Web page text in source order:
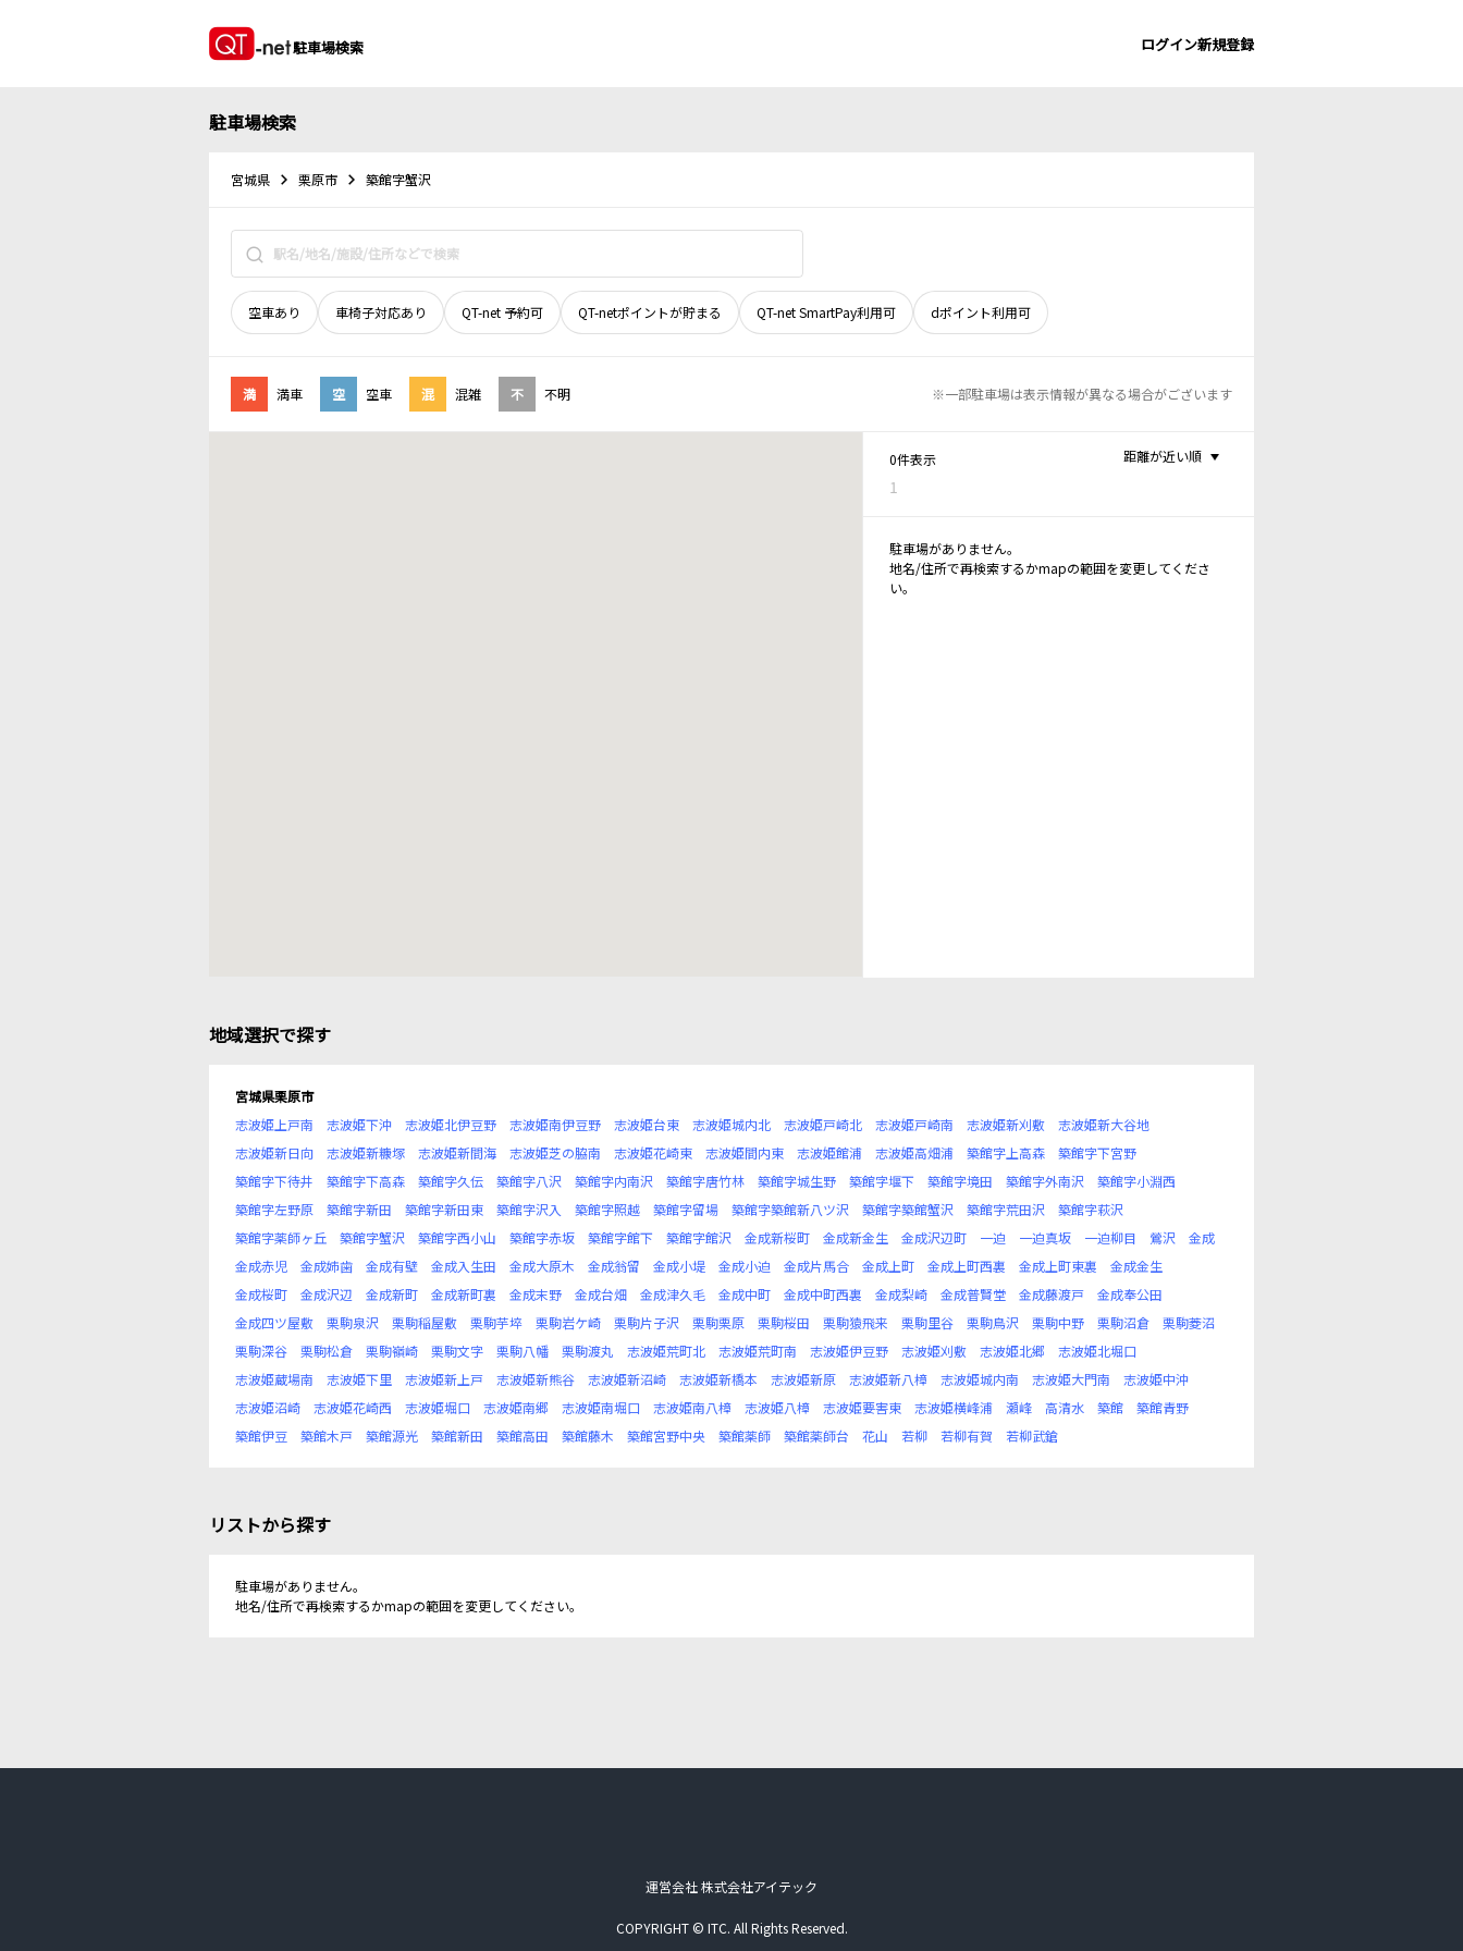
駐車場検索 ログイン新規登録
駐車場検索
宮城県 栗原市 築館字蟹沢
空車あり 車椅子対応あり QT-net 予約可 QT-netポイントが貯まる QT-net SmartPay利用可 dポイント利用可
満 満車 空 空車 混 混雑 不 不明 ※一部駐車場は表示情報が異なる場合がございます
0件表示
1
距離が近い順
駐車場がありません。
地名/住所で再検索するかmapの範囲を変更してくださ
い。
地域選択で探す
宮城県栗原市
志波姫上戸南
志波姫下沖 志波姫北伊豆野 志波姫南伊豆野 志波姫台東 志波姫城内北 志波姫戸崎北 志波姫戸崎南 志波姫新刈敷
志波姫新大谷地
志波姫新日向
志波姫新糠塚 志波姫新間海 志波姫芝の脇南 志波姫花崎東 志波姫間内東 志波姫館浦 志波姫高畑浦 築館字上高森
築館字下宮野
築館字下待井
築館字下高森 築館字久伝 築館字八沢 築館字内南沢 築館字唐竹林 築館字城生野 築館字堰下 築館字境田 築館字外南沢
築館字小淵西
築館字左野原
築館字新田 築館字新田東 築館字沢入 築館字照越 築館字留場 築館字築館新八ツ沢 築館字築館蟹沢 築館字荒田沢
築館字萩沢
築館字薬師ヶ丘
築館字蟹沢 築館字西小山 築館字赤坂 築館字館下 築館字館沢 金成新桜町 金成新金生 金成沢辺町 一迫 一迫真坂 一迫柳目 鶯沢
金成
金成赤児
金成姉歯 金成有壁 金成入生田 金成大原木 金成翁留 金成小堤 金成小迫 金成片馬合 金成上町 金成上町西裏 金成上町東裏
金成金生
金成桜町
金成沢辺 金成新町 金成新町裏 金成末野 金成台畑 金成津久毛 金成中町 金成中町西裏 金成梨崎 金成普賢堂 金成藤渡戸
金成奉公田
金成四ツ屋敷
栗駒泉沢 栗駒稲屋敷 栗駒芋埣 栗駒岩ケ崎 栗駒片子沢 栗駒栗原 栗駒桜田 栗駒猿飛来 栗駒里谷 栗駒鳥沢 栗駒中野 栗駒沼倉
栗駒菱沼
栗駒深谷
栗駒松倉 栗駒嶺崎 栗駒文字 栗駒八幡 栗駒渡丸 志波姫荒町北 志波姫荒町南 志波姫伊豆野 志波姫刈敷 志波姫北郷
志波姫北堀口
志波姫蔵場南
志波姫下里 志波姫新上戸 志波姫新熊谷 志波姫新沼崎 志波姫新橋本 志波姫新原 志波姫新八樟 志波姫城内南 志波姫大門南
志波姫中沖
志波姫沼崎
志波姫花崎西 志波姫堀口 志波姫南郷 志波姫南堀口 志波姫南八樟 志波姫八樟 志波姫要害東 志波姫横峰浦 瀬峰 高清水 築館
築館青野
築館伊豆
築館木戸 築館源光 築館新田 築館高田 築館藤木 築館宮野中央 築館薬師 築館薬師台 花山 若柳 若柳有賀 若柳武鎗
リストから探す
駐車場がありません。
地名/住所で再検索するかmapの範囲を変更してください。
運営会社 株式会社アイテック
COPYRIGHT © ITC. All Rights Reserved.